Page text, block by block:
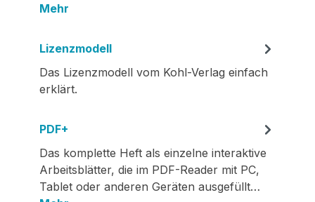
Mehr
Lizenzmodell
Das Lizenzmodell vom Kohl-Verlag einfach
erklärt.
PDF+
Das komplette Heft als einzelne interaktive
Arbeitsblätter, die im PDF-Reader mit PC,
Tablet oder anderen Geräten ausgefüllt…